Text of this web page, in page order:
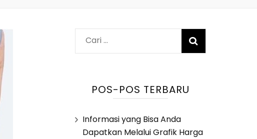
Cari
untuk:
POS-POS TERBARU
Informasi yang Bisa Anda
Dapatkan Melalui Grafik Harga